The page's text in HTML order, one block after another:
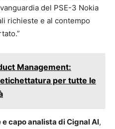
del PSE-3 Nokia
richieste e al contempo
Management:
per tutte le
capo analista di Cignal AI,